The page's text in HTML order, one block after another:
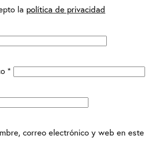
la política de privacidad
*
correo electrónico y web en este